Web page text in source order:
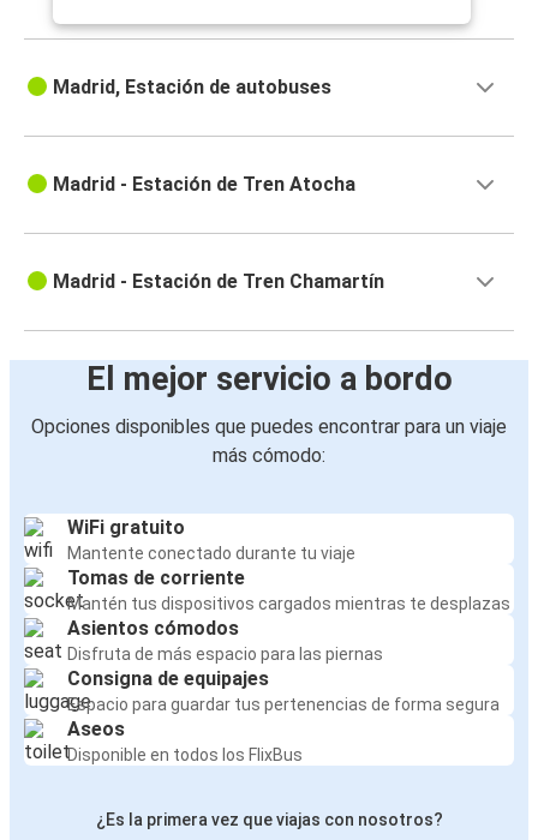
Madrid, Estación de autobuses
Madrid - Estación de Tren Atocha
Madrid - Estación de Tren Chamartín
El mejor servicio a bordo
Opciones disponibles que puedes encontrar para un viaje
más cómodo:
WiFi gratuito
Mantente conectado durante tu viaje
Tomas de corriente
Mantén tus dispositivos cargados mientras te desplazas
Asientos cómodos
Disfruta de más espacio para las piernas
Consigna de equipajes
Espacio para guardar tus pertenencias de forma segura
Aseos
Disponible en todos los FlixBus
¿Es la primera vez que viajas con nosotros?